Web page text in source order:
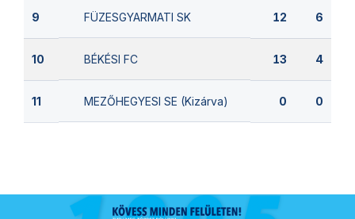
9 FÜZESGYARMATI SK 12 6
10 BÉKÉSI FC 13 4
11 MEZŐHEGYESI SE (Kizárva) 0 0